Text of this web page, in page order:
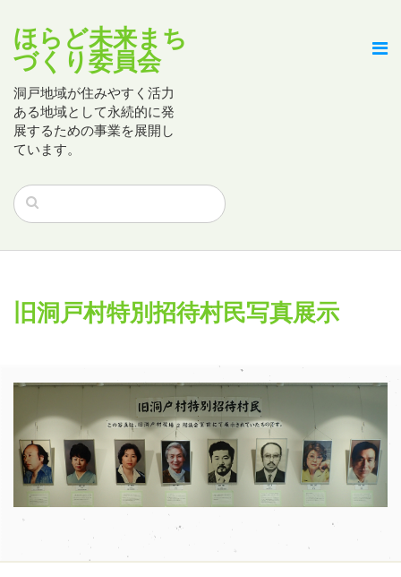
ほらど未来まち
づくり委員会
洞戸地域が住みやすく活力
ある地域として永続的に発
展するための事業を展開し
ています。
旧洞戸村特別招待村民写真展示